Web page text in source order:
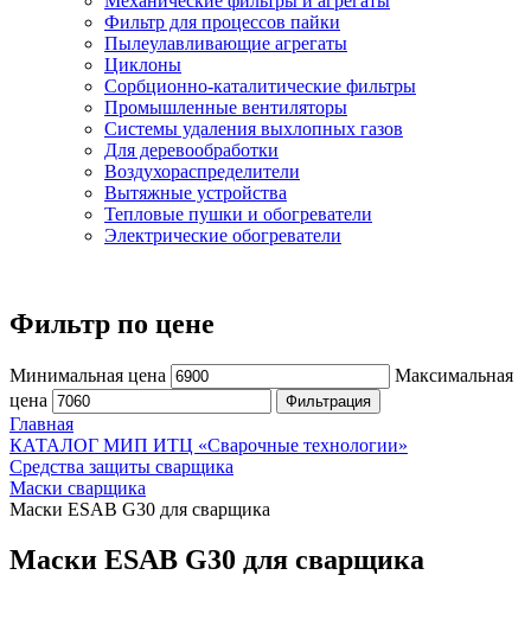
Фильтр для процессов пайки
Пылеулавливающие агрегаты
Циклоны
Сорбционно-каталитические фильтры
Промышленные вентиляторы
Системы удаления выхлопных газов
Для деревообработки
Воздухораспределители
Вытяжные устройства
Тепловые пушки и обогреватели
Электрические обогреватели
Фильтр по цене
Минимальная цена
Максимальная
цена
Фильтрация
Главная
КАТАЛОГ МИП ИТЦ «Сварочные технологии»
Средства защиты сварщика
Маски сварщика
Маски ESAB G30 для сварщика
Маски ESAB G30 для сварщика